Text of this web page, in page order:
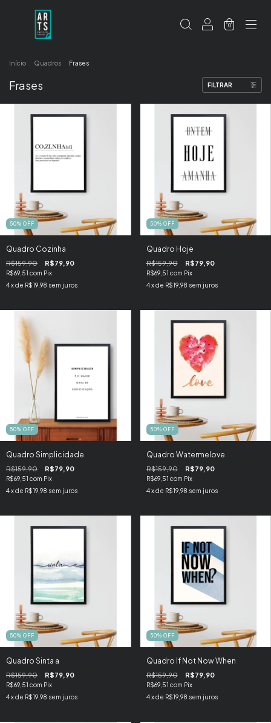
0
Início Quadros Frases
Frases FILTRAR
50% OFF
Quadro Cozinha
R$159,90 R$79,90
R$69,51 com Pix
4x de R$19,98 sem juros
50% OFF
Quadro Hoje
R$159,90 R$79,90
R$69,51 com Pix
4 x de R$19,98 sem juros
50% OFF
Quadro Simplicidade
R$159,90 R$79,90
R$69,51 com Pix
4x de R$19,98 sem juros
50% OFF
Quadro Watermelove
R$159,90 R$79,90
R$69,51 com Pix
4 x de R$19,98 sem juros
50% OFF
Quadro Sinta a
R$159,90 R$79,90
R$69,51 com Pix
4x de R$19,98 sem juros
50% OFF
Quadro If Not Now When
R$159,90 R$79,90
R$69,51 com Pix
4 x de R$19,98 sem juros